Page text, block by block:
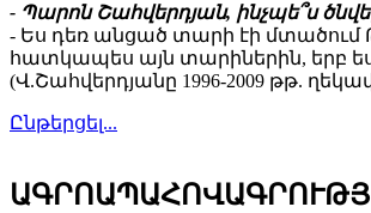
- Պարոն Շահվերդյան, ինչպե՞ս
- Ես դեռ անցած տարի էի մտածում
հատկապես այն տարիներին, երբ
(Վ.Շահվերդյանը 1996-2009 թթ.
Ընթերցել...